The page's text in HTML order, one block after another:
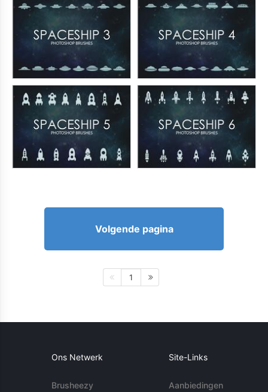
Volgende pagina
1
Ons Netwerk
Brusheezy
Site-Links
Aanbiedingen